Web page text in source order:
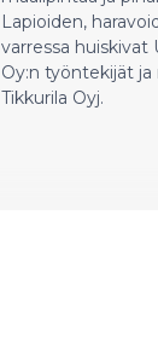
Lapioiden,
varressa huiskivat
Oy:n työntekijät
Tikkurila Oyj.